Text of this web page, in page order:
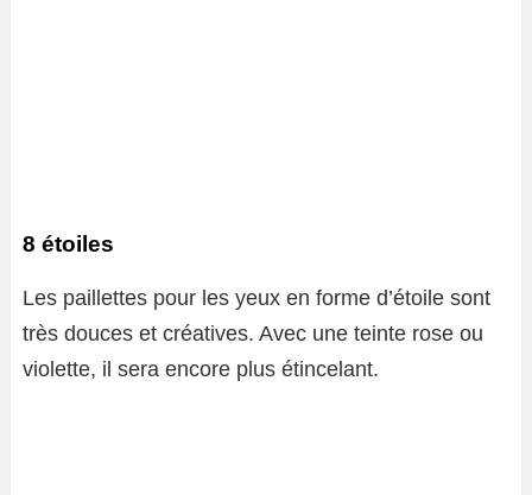
8 étoiles
Les paillettes pour les yeux en forme d’étoile sont
très douces et créatives. Avec une teinte rose ou
violette, il sera encore plus étincelant.